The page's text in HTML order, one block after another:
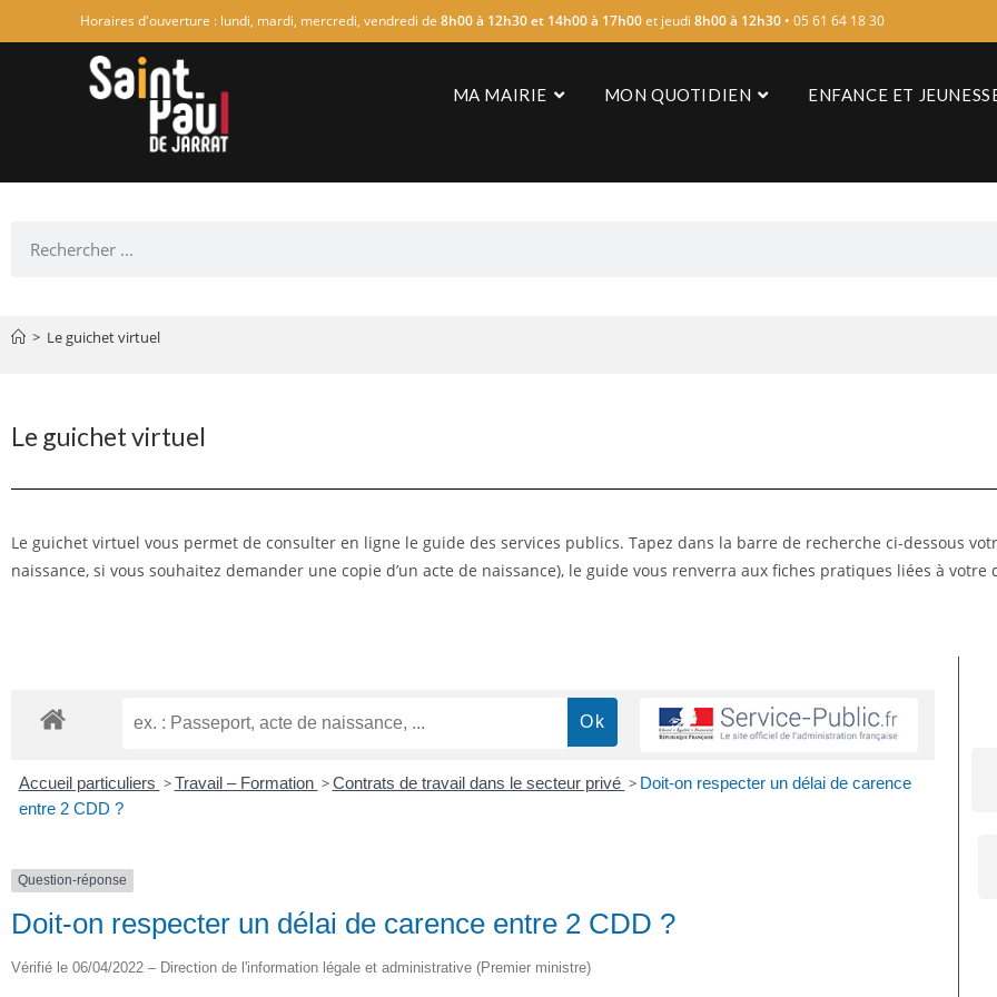
Horaires d'ouverture : lundi, mardi, mercredi, vendredi de 8h00 à 12h30 et 14h00 à 17h00et jeudi 8h00 à 12h30 • 05 61 64 18 30
MA MAIRIE MON QUOTIDIEN ENFANCE ET
> Le guichet virtuel
Le guichet virtuel
Le guichet virtuel vous permet de consulter en ligne le guide des services publics. Tapez dans la barre de recherche ci-dessous
naissance, si vous souhaitez demander une copie d’un acte de naissance), le guide vous renverra aux fiches pratiques liées à votre
Accueil particuliers > Travail – Formation > Contrats de travail dans le secteur privé > Doit-on respecter un délai de carence
entre 2 CDD ?
Question-réponse
Doit-on respecter un délai de carence entre 2 CDD ?
Vérifié le 06/04/2022 – Direction de l'information légale et administrative (Premier ministre)